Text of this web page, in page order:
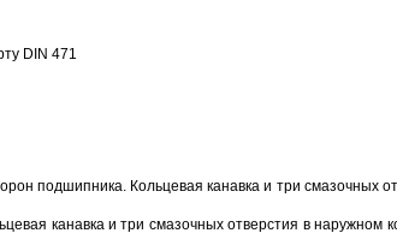
DIN 471
подшипника. Кольцевая канавка и три смазочных
канавка и три смазочных отверстия в наружном